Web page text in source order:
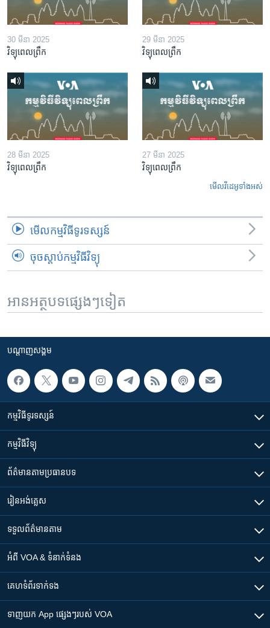
30 មីនា 2025
វិទ្យុពេលព្រឹក
29 មីនា 2025
វិទ្យុពេលព្រឹក
28 មីនា 2025
វិទ្យុពេលព្រឹក
27 មីនា 2025
វិទ្យុពេលព្រឹក
មើល​វីដេអូ​ទាំង​អស់
មើល​កម្មវិធី​ទូរទស្សន៍
ចុចស្តាប់កម្មវិធីវិទ្យុ
អានអត្ថបទផ្សេងៗទៀត
បណ្តាញ​សង្គម
កម្មវិធី​ទូរទស្សន៍
កម្មវិធី​វិទ្យុ
ព័ត៌មាន​តាមប្រធានបទ​
រៀន​​អង់គ្លេស
ទទួល​ព័ត៌មាន​តាម
អំពី​ VOA & ទំនាក់ទំនង
គេហទំព័រ​​ទាក់ទង
ទាញយក​ App ផ្សេងៗ​របស់​ VOA